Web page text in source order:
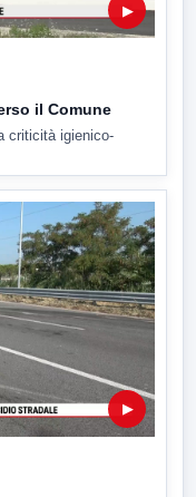
▶
il Comune
criticità igienico-
▶